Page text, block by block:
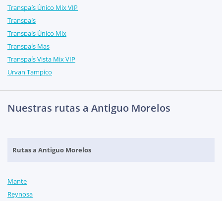
Transpaís Único Mix VIP
Transpaís
Transpaís Único Mix
Transpaís Mas
Transpaís Vista Mix VIP
Urvan Tampico
Nuestras rutas a Antiguo Morelos
Rutas a Antiguo Morelos
Mante
Reynosa